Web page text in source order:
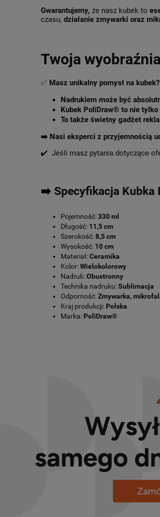
Gwarantujemy, że nasz kubek to
czasu, działanie zmywarki oraz
Twoja
✅ Masz unikalny pomysł na
Nadrukiem może być
Kubek PoliDraw® to nie tylko
To także świetny gadżet
➡️ Nasi eksperci z przyjemnością
✔️ Jeśli masz pytania dotyczące
➡️ Specyfikacja Kubka
Pojemność:330 ml
Długość: 11,5 cm
Szerokość:8,5 cm
Wysokość: 10 cm
Materiał:Ceramika
Kolor:Wielokolorowy
Nadruk:Obustronny
Technika nadruku:Sublimacja
Odporność:Zmywarka,
Kraj produkcji: Polska
Marka: PoliDraw®